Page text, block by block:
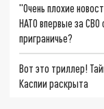
"Очень плохие
НАТО впервые за
приграничье?
Вот это триллер!
Каспии раскрыта